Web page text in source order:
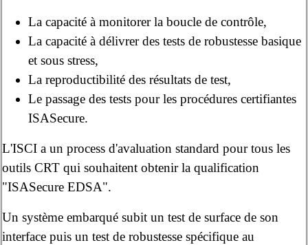
La capacité à monitorer la boucle de contrôle,
La capacité à délivrer des tests de robustesse basique
et sous stress,
La reproductibilité des résultats de test,
Le passage des tests pour les procédures certifiantes
ISASecure.
L'ISCI a un process d'avaluation standard pour tous les
outils CRT qui souhaitent obtenir la qualification
"ISASecure EDSA".
Un système embarqué subit un test de surface de son
interface puis un test de robustesse spécifique au